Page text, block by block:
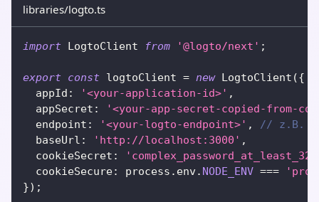
libraries/logto.ts
import LogtoClient from '@logto/next' ;
export const logtoClient = new LogtoClient ({
  appId
: '<your-application-id>' ,
  appSecret
:
'<your-app-secret-copied-from-
  endpoint
: '<your-logto-endpoint>' ,
// z.B.
  baseUrl
: 'http://localhost:3000' ,
  cookieSecret
:
  cookieSecure
: process . env. NODE_ENV ===
}) ;